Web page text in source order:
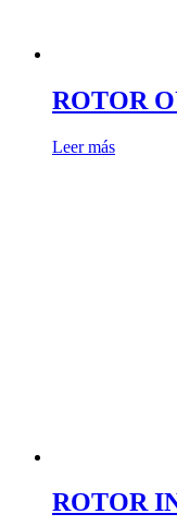
ROTOR
Leer más
ROTOR